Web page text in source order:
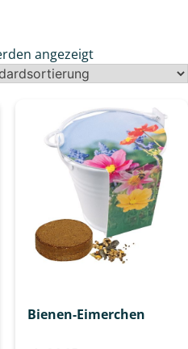
angezeigt
Bienen-Eimerchen